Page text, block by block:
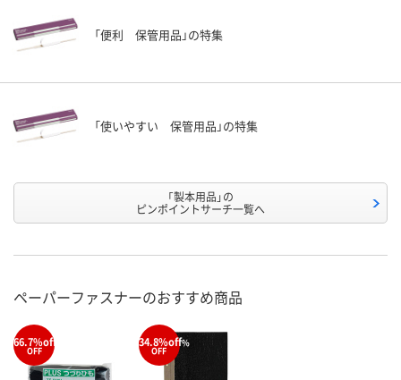
「便利 保管用品」の特集
「使いやすい 保管用品」の特集
「製本用品」の
ピンポイントサーチ一覧へ
ペーパーファスナーのおすすめ商品
66.7%off
OFF
34.8%off%
OFF